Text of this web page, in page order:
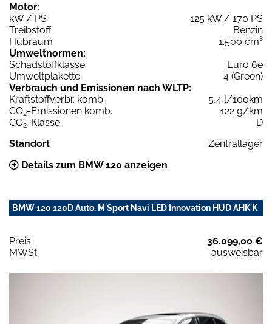
Motor:
kW / PS
125 kW / 170 PS
Treibstoff
Benzin
Hubraum
1.500 cm³
Umweltnormen:
Schadstoffklasse
Euro 6e
Umweltplakette
4 (Green)
Verbrauch und Emissionen nach WLTP:
Kraftstoffverbr. komb.
5,4 l/100km
CO2-Emissionen komb.
122 g/km
CO2-Klasse
D
Standort
Zentrallager
Details zum BMW 120 anzeigen
BMW 120 120D Auto. M Sport Navi LED Innovation HUD AHK K
Preis:
36.099,00 €
MWSt:
ausweisbar